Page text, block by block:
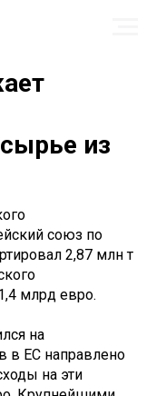
из
союз по
2,87 млн ​​т
млрд евро.
на
в ЕС направлено
на эти